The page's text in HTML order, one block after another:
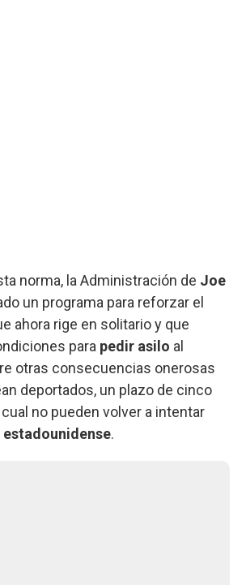
norma, la Administración de Joe
un programa para reforzar el
ahora rige en solitario y que
para pedir asilo al
otras consecuencias onerosas
deportados, un plazo de cinco
no pueden volver a intentar
.